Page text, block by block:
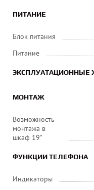
ПИТАНИЕ
Блок питания
Питание
ЭКСПЛУАТАЦИОННЫЕ
МОНТАЖ
Возможность
монтажа в
шкаф 19"
ФУНКЦИИ ТЕЛЕФОНА
Индикаторы